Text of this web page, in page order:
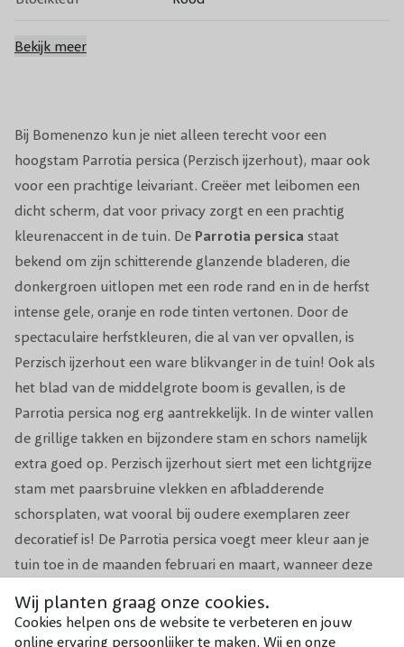
Wij planten graag onze cookies.
Cookies helpen ons de website te verbeteren en jouw
online ervaring persoonlijker te maken. Wij en onze
Bij Bomenenzo kun je niet alleen terecht voor een
hoogstam Parrotia persica (Perzisch ijzerhout), maar ook
voor een prachtige leivariant. Creëer met leibomen een
dicht scherm, dat voor privacy zorgt en een prachtig
kleurenaccent in de tuin. De Parrotia persica staat
bekend om zijn schitterende glanzende bladeren, die
donkergroen uitlopen met een rode rand en in de herfst
intense gele, oranje en rode tinten vertonen. Door de
spectaculaire herfstkleuren, die al van ver opvallen, is
Perzisch ijzerhout een ware blikvanger in de tuin! Ook als
het blad van de middelgrote boom is gevallen, is de
Parrotia persica nog erg aantrekkelijk. In de winter vallen
de grillige takken en bijzondere stam en schors namelijk
extra goed op. Perzisch ijzerhout siert met een lichtgrijze
stam met paarsbruine vlekken en afbladderende
schorsplaten, wat vooral bij oudere exemplaren zeer
decoratief is! De Parrotia persica voegt meer kleur aan je
tuin toe in de maanden februari en maart, wanneer deze
spinachtige bloemen zijn dan te bewonderen op het kale
hout, wat zorgt voor een prachtig plaatje. De vroeg
Bloeitijd
Giftigheid Niet giftig
Snoeiperiode November tot Februari
Grondsoort Alle - goed vochthoudend
Groeisnelheid Gemiddeld
Windbestendigheid Goed
Winterhardheid
Toepassing Grote en Kleine Tuinen
Pot, Kluit, Kale wortel Pot/Kluit
Bekijk meer